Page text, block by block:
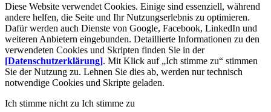
Diese Website verwendet Cookies. Einige sind essenziell, während
andere helfen, die Seite und Ihr Nutzungserlebnis zu optimieren.
Dafür werden auch Dienste von Google, Facebook, LinkedIn und
weiteren Anbietern eingebunden. Detaillierte Informationen zu den
verwendeten Cookies und Skripten finden Sie in der
[Datenschutzerklärung]. Mit Klick auf „Ich stimme zu“ stimmen
Sie der Nutzung zu. Lehnen Sie dies ab, werden nur technisch
notwendige Cookies und Skripte geladen.
Ich stimme nicht zu Ich stimme zu